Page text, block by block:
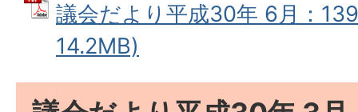
議会だより平成30年 6月：
14.2MB)